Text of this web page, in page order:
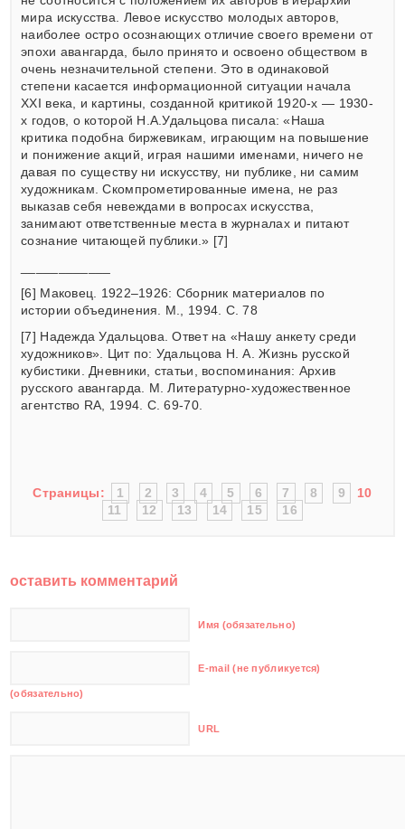
мира искусства. Левое искусство молодых авторов,
наиболее остро осознающих отличие своего времени от
эпохи авангарда, было принято и освоено обществом в
очень незначительной степени. Это в одинаковой
степени касается информационной ситуации начала
ХХI века, и картины, созданной критикой 1920-х — 1930-
х годов, о которой Н.А.Удальцова писала: «Наша
критика подобна биржевикам, играющим на повышение
и понижение акций, играя нашими именами, ничего не
давая по существу ни искусству, ни публике, ни самим
художникам. Скомпрометированные имена, не раз
выказав себя невеждами в вопросах искусства,
занимают ответственные места в журналах и питают
сознание читающей публики.» [7]
[6] Маковец. 1922–1926: Сборник материалов по
истории объединения. М., 1994. С. 78
[7] Надежда Удальцова. Ответ на «Нашу анкету среди
художников». Цит по: Удальцова Н. А. Жизнь русской
кубистики. Дневники, статьи, воспоминания: Архив
русского авангарда. М. Литературно-художественное
агентство RA, 1994. С. 69-70.
Страницы: 1 2 3 4 5 6 7 8 9
10
11
12 13 14 15 16
оставить комментарий
Имя (обязательно)
E-mail (не публикуется)
(обязательно)
URL